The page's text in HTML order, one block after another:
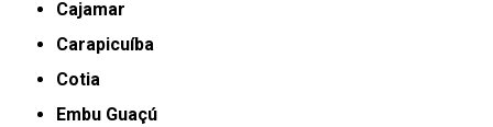
Cajamar
Carapicuíba
Cotia
Embu Guaçú